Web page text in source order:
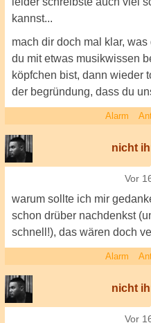
kannst...
mach dir doch mal klar,
du mit etwas musikwissen
köpfchen bist, dann wieder
der begründung, dass du
Alarm
nicht
Vor
warum sollte ich mir
schon drüber nachdenkst
schnell!), das wären doch
Alarm
nicht
Vor